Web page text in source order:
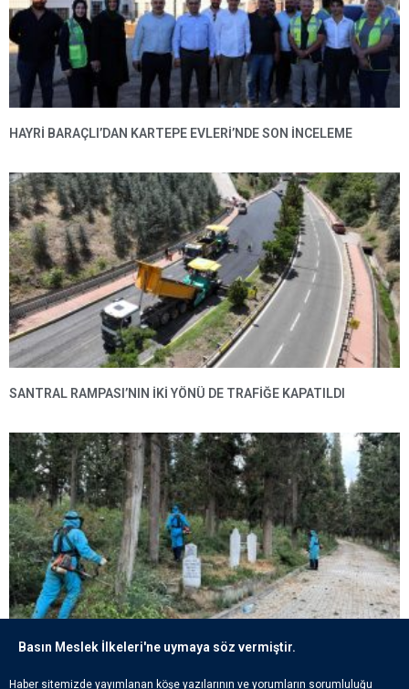
HAYRI BARAÇLI’DAN KARTEPE EVLERI’NDE SON INCELEME
SANTRAL RAMPASI’NIN IKI YÖNÜ DE TRAFIĞE KAPATILDI
ECDADIN IZLERI BÜYÜKŞEHIR’IN HASSASIYETIYLE YAŞATILIYOR
Basın Meslek İlkeleri'ne uymaya söz vermiştir.
Haber sitemizde yayımlanan köşe yazılarının ve yorumların sorumluluğu